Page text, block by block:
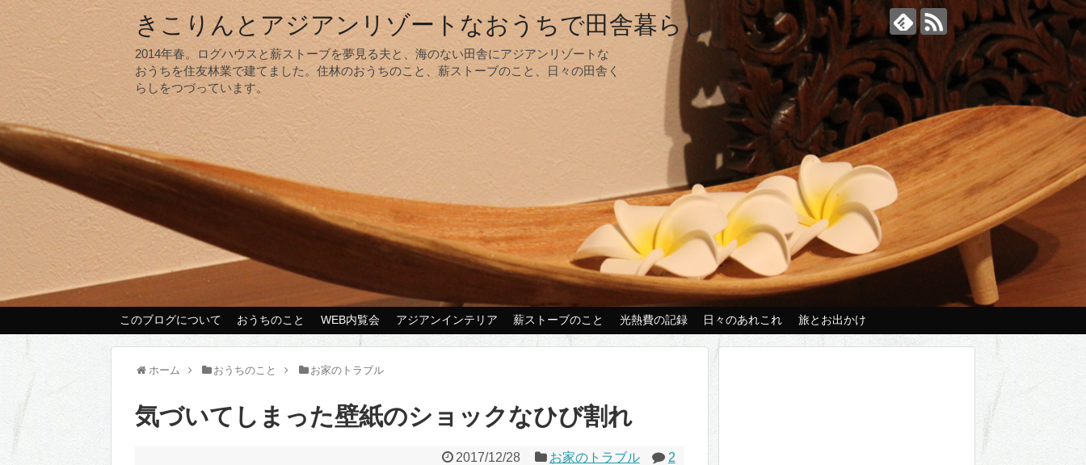
きこりんとアジアンリゾートなおうちで田舎暮らし
2014年春。ログハウスと薪ストーブを夢見る夫と、海のない田舎にアジアンリゾートな
おうちを住友林業で建てました。住林のおうちのこと、薪ストーブのこと、日々の田舎く
らしをつづっています。
このブログについて おうちのこと WEB内覧会 アジアンインテリア 薪ストーブのこと 光熱費の記録 日々のあれこれ 旅とお出かけ
ホーム おうちのこと お家のトラブル
気づいてしまった壁紙のショックなひび割れ
2017/12/28 お家のトラブル 2